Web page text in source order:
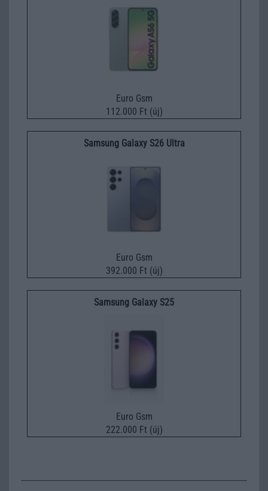
Euro Gsm
112.000 Ft (új)
Samsung Galaxy S26 Ultra
Euro Gsm
392.000 Ft (új)
Samsung Galaxy S25
Euro Gsm
222.000 Ft (új)